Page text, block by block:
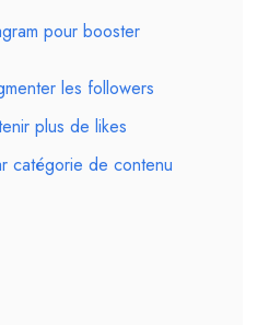
pour booster
les followers
plus de likes
catégorie de contenu